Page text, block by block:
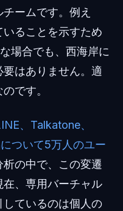
ームです。例え
ることを示すため
場合でも、西海岸に
はありません。適
です。
、Talkatone、
ついて5万人のユー
析の中で、この変遷
、専用バーチャル
ているのは個人の